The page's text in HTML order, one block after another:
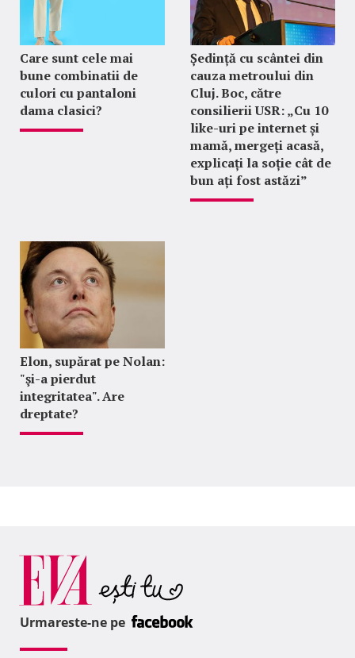
Care sunt cele mai
bune combinatii de
culori cu pantaloni
dama clasici?
Ședință cu scântei din
cauza metroului din
Cluj. Boc, către
consilierii USR: „Cu 10
like-uri pe internet și
mamă, mergeți acasă,
explicați la soție cât de
bun ați fost astăzi”
Elon, supărat pe Nolan:
"şi-a pierdut
integritatea". Are
dreptate?
Urmareste-ne pe